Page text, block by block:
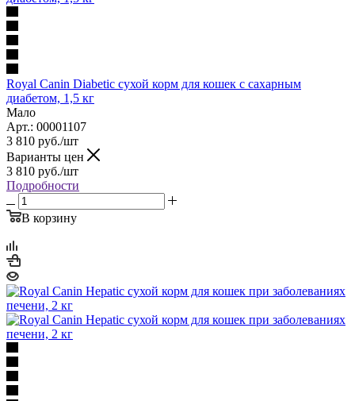
Royal Canin Diabetic сухой корм для кошек с сахарным
диабетом, 1,5 кг
Мало
Арт.: 00001107
3 810 руб./шт
Варианты цен
3 810 руб./шт
Подробности
В корзину